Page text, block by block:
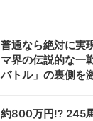
普通なら絶対に
マ界の伝説的な一
バトル」の裏側を
約800万円!? 245